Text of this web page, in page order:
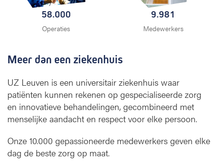
58.000
Operaties
9.981
Medewerkers
Meer dan een ziekenhuis
UZ Leuven is een universitair ziekenhuis waar
patiënten kunnen rekenen op gespecialiseerde zorg
en innovatieve behandelingen, gecombineerd met
menselijke aandacht en respect voor elke persoon.
Onze 10.000 gepassioneerde medewerkers geven elke
dag de beste zorg op maat.